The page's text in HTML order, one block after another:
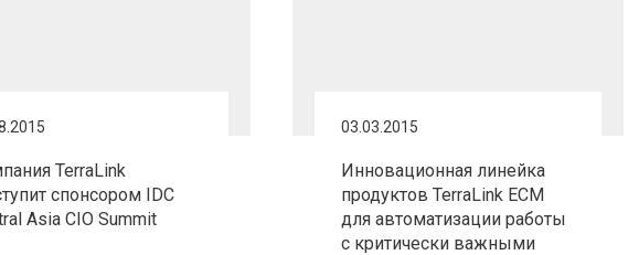
TerraLink
спонсором IDC
Asia CIO Summit
03.03.2015
Инновационная линейка
продуктов TerraLink ECM
для автоматизации работы
с критически важными